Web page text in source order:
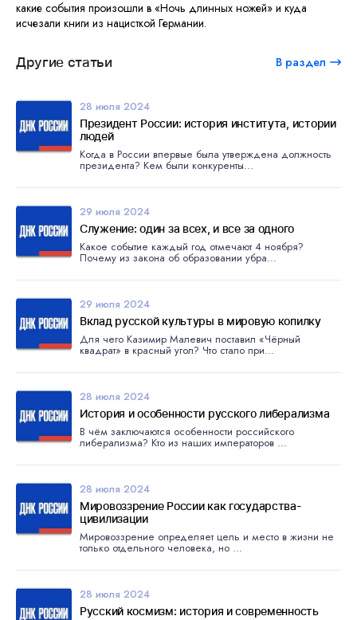
какие события произошли в «Ночь длинных ножей» и куда
исчезали книги из нацисткой Германии.
Другие статьи В раздел
28 июля 2024
Президент России: история института, истории
людей
Когда в России впервые была утверждена должность
президента? Кем были конкуренты...
29 июля 2024
Служение: один за всех, и все за одного
Какое событие каждый год отмечают 4 ноября?
Почему из закона об образовании убра...
29 июля 2024
Вклад русской культуры в мировую копилку
Для чего Казимир Малевич поставил «Чёрный
квадрат» в красный угол? Что стало при...
28 июля 2024
История и особенности русского либерализма
В чём заключаются особенности российского
либерализма? Кто из наших императоров ...
28 июля 2024
Мировоззрение России как государства-
цивилизации
Мировоззрение определяет цель и место в жизни не
только отдельного человека, но ...
28 июля 2024
Русский космизм: история и современность